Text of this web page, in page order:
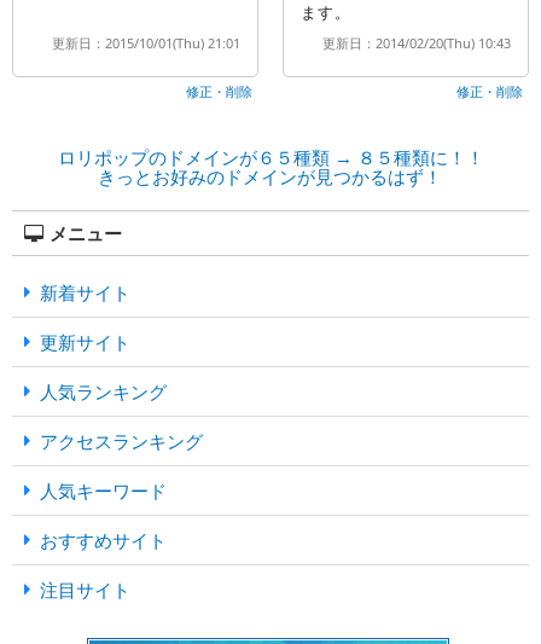
更新日：2015/10/01(Thu) 21:01
修正・削除
ます。
更新日：2014/02/20(Thu) 10:43
修正・削除
ロリポップのドメインが６５種類 → ８５種類に！！
きっとお好みのドメインが見つかるはず！
メニュー
新着サイト
更新サイト
人気ランキング
アクセスランキング
人気キーワード
おすすめサイト
注目サイト